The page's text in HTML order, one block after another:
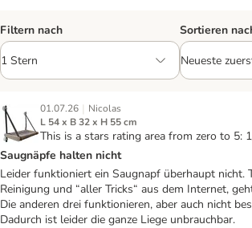
Filtern nach Sortieren
01.07.26 | Nicolas
L 54 x B 32 x H 55 cm
This is a stars rating area from zero to 5:
Saugnäpfe halten nicht
Leider funktioniert ein Saugnapf überhaupt nicht.
Reinigung und “aller Tricks“ aus dem Internet,
Die anderen drei funktionieren, aber auch nicht
Dadurch ist leider die ganze Liege unbrauchbar.